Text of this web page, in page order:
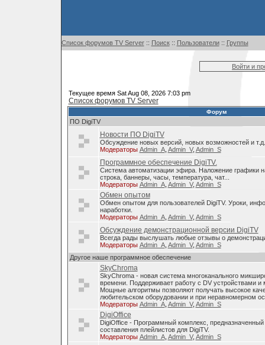
Список форумов TV Server:: Поиск:: Пользователи:: Группы
Войти и
Текущее время Sat Aug 08, 2026 7:03 pm
Список форумов TV Server
Форум
ПО DigiTV
Новости ПО DigiTV
Обсуждение новых версий, новых возможностей и т.д.
Модераторы Admin_A, Admin_V, Admin_S
Программное обеспечение DigiTV.
Система автоматизации эфира. Наложение графики
строка, баннеры, часы, температура, чат...
Модераторы Admin_A, Admin_V, Admin_S
Обмен опытом
Обмен опытом для пользователей DigiTV. Уроки,
наработки.
Модераторы Admin_A, Admin_V, Admin_S
Обсуждение демонстрационной версии DigiTV
Всегда рады выслушать любые отзывы о
Модераторы Admin_A, Admin_V, Admin_S
Другое наше программное обеспечение
SkyChroma
SkyChroma - новая система многоканального
времени. Поддерживает работу с DV устройствами
Мощные алгоритмы позволяют получать высокое
любительском оборудовании и при неравномерном
Модераторы Admin_A, Admin_V, Admin_S
DigiOffice
DigiOffice - Программный комплекс, предназначенный
составления плейлистов для DigiTV.
Модераторы Admin_A, Admin_V, Admin_S